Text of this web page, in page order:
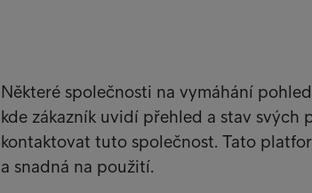
Některé společnosti na vymáhání
kde zákazník uvidí přehled a stav svých
kontaktovat tuto společnost. Tato
a snadná na použití.